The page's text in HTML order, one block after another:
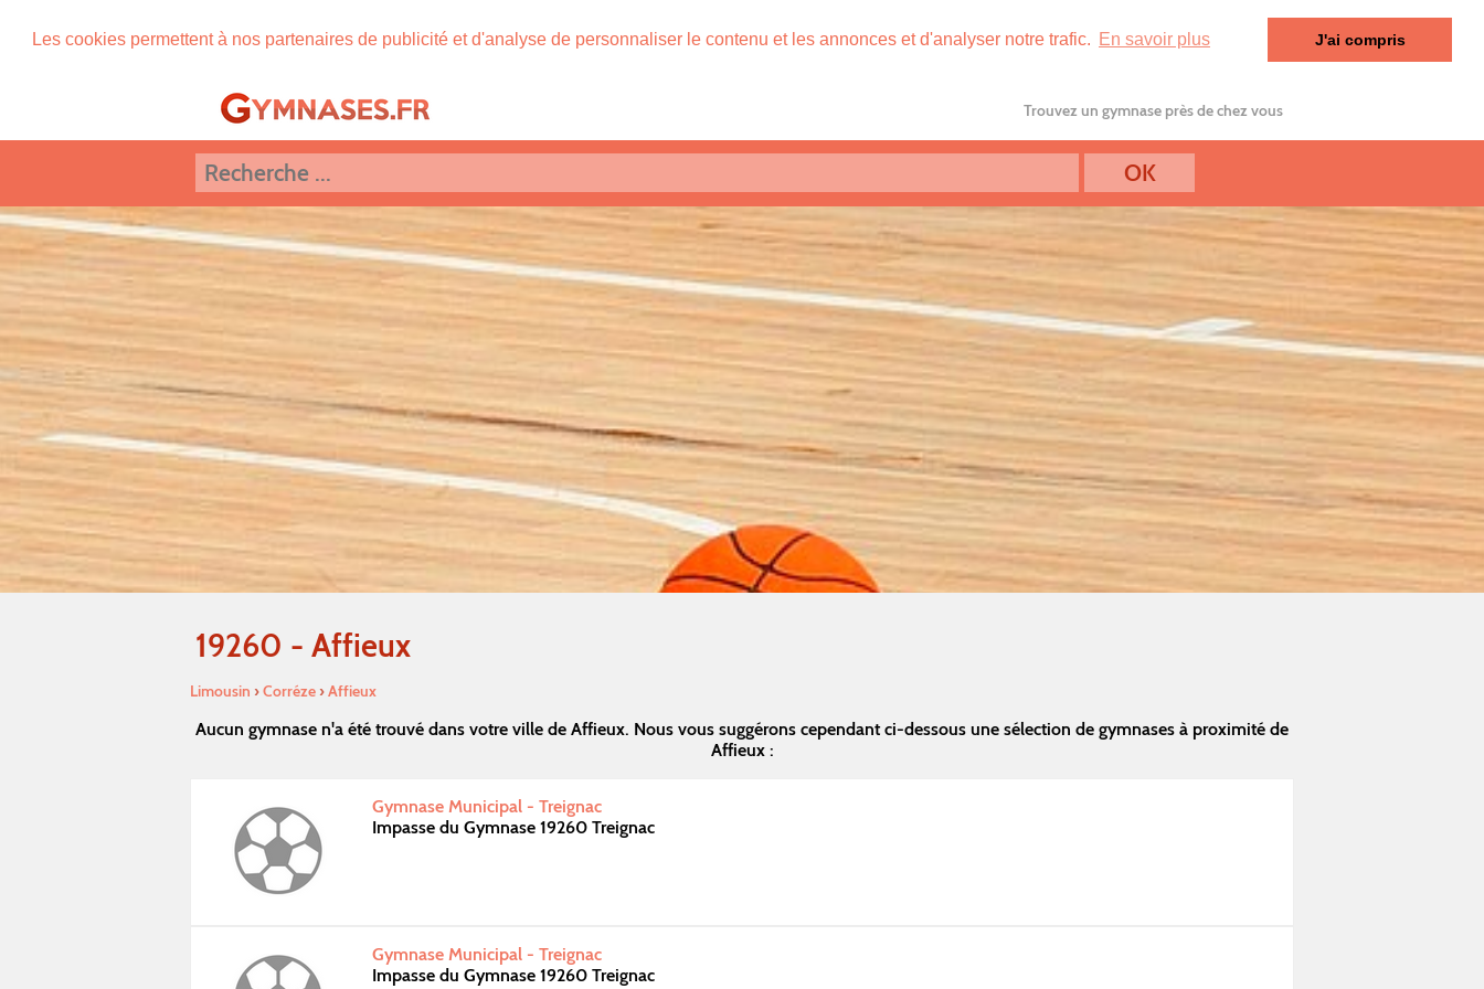
Les cookies permettent à nos partenaires de publicité et d'analyse de personnaliser le contenu et les annonces et d'analyser notre trafic. En savoir plus J'ai compris
Trouvez un gymnase près de chez vous
19260 - Affieux
Limousin ›Corréze›Affieux
Aucun gymnase n'a été trouvé dans votre ville de Affieux. Nous vous suggérons cependant ci-dessous une sélection de gymnases à proximité de
Affieux :
Gymnase Municipal - Treignac
Impasse du Gymnase 19260 Treignac
Gymnase Municipal - Treignac
Impasse du Gymnase 19260 Treignac